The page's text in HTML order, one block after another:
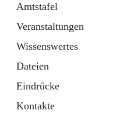
Amtstafel
Veranstaltungen
Wissenswertes
Dateien
Eindrücke
Kontakte
Tab
Region Schneebergland
Externe Webseite
öffnet
in
neuem
Tab